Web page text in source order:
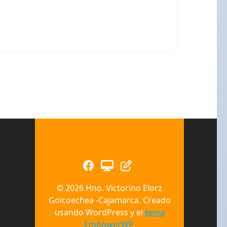
© 2026 Hno. Victorino Elorz
Goicoechea -Cajamarca. Creado
usando WordPress y el tema
EmpowerWP.